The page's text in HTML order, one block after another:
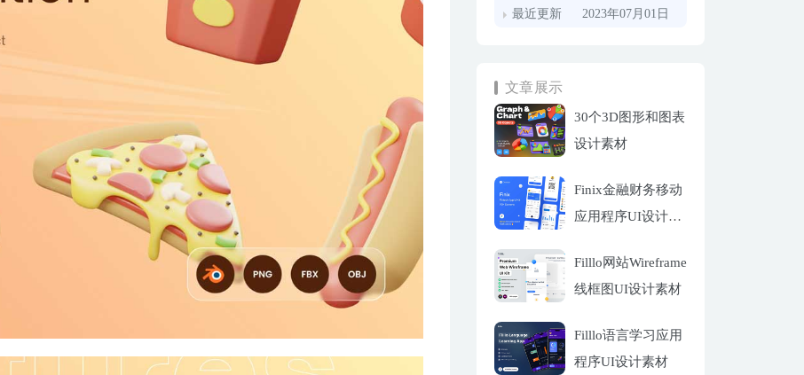
最近更新 2023年07月01日
文章展示
30个3D图形和图表
设计素材
Finix金融财务移动
应用程序UI设计套
Filllo网站Wireframe
线框图UI设计素材
Filllo语言学习应用
程序UI设计素材